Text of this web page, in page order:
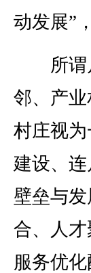
动发展”
所谓片
邻、产
村庄视
建设、
壁垒与
合、人
服务优